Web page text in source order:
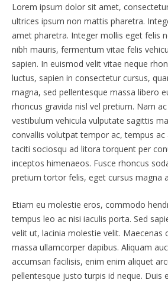
Lorem ipsum dolor sit amet,
ultrices ipsum non mattis pharetra.
amet pharetra. Integer mollis eget felis
nibh mauris, fermentum vitae felis
sapien. In euismod velit vitae neque
luctus, sapien in consectetur cursus,
magna, sed pellentesque massa libero
rhoncus gravida nisl vel pretium. Nam
vestibulum vehicula vulputate sagittis
convallis volutpat tempor ac, tempus ac
taciti sociosqu ad litora torquent per
inceptos himenaeos. Fusce rhoncus
pretium tortor felis, eget cursus magna
Etiam eu molestie eros, commodo
tempus leo ac nisi iaculis porta. Sed
velit ut, lacinia molestie velit. Maecenas
massa ullamcorper dapibus. Aliquam
accumsan facilisis, enim enim aliquet
pellentesque justo turpis id neque. Duis